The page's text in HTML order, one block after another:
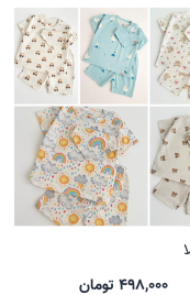
498,000 تومان